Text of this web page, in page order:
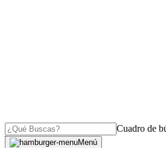
Cuadro de
Menú
OJO